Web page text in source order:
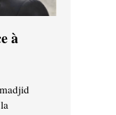
à